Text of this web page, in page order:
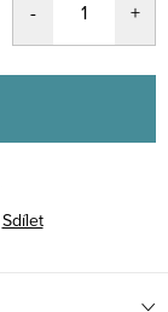
Sdílet